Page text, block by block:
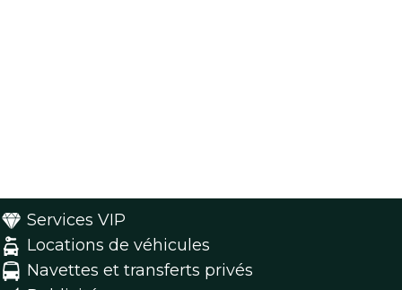
Services VIP
Locations de véhicules
Navettes et transferts privés